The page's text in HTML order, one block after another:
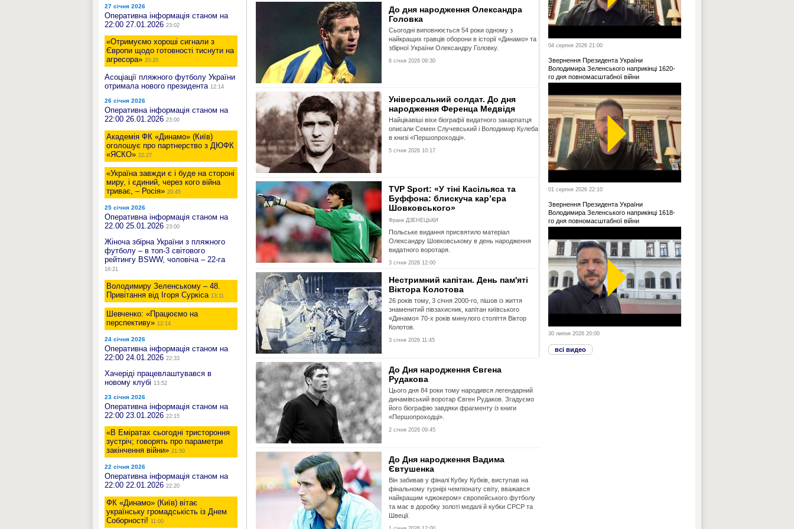
27 січня 2026
Оперативна інформація станом на
22:00 27.01.2026 23:02
«Отримуємо хороші сигнали з
Європи щодо готовності тиснути на
агресора» 20:20
Асоціації пляжного футболу України
отримала нового президента 12:14
26 січня 2026
Оперативна інформація станом на
22:00 26.01.2026 23:00
Академія ФК «Динамо» (Київ)
оголошує про партнерство з ДЮФК
«ЯСКО» 22:27
«Україна завжди є і буде на стороні
миру, і єдиний, через кого війна
триває, – Росія» 20:45
25 січня 2026
Оперативна інформація станом на
22.00 25.01.2026 23:00
Жіноча збірна України з пляжного
футболу – в топ-3 світового
рейтингу BSWW, чоловіча – 22-га
16:21
Володимиру Зеленському – 48.
Привітання від Ігоря Суркіса 13:11
Шевченко: «Працюємо на
перспективу» 12:14
24 січня 2026
Оперативна інформація станом на
22:00 24.01.2026 22:33
Хачеріді працевлаштувався в
новому клубі 13:52
23 січня 2026
Оперативна інформація станом на
22:00 23.01.2026 22:15
«В Еміратах сьогодні тристороння
зустріч; говорять про параметри
закінчення війни» 21:50
22 січня 2026
Оперативна інформація станом на
22:00 22.01.2026 22:20
ФК «Динамо» (Київ) вітає
українську громадськість із Днем
Соборності! 11:00
До дня народження Олександра
Головка
Сьогодні виповнюється 54 роки одному з
найкращих гравців оборони в історії «Динамо» та
збірної України Олександру Головку.
6 січня 2026 09:30
Універсальний солдат. До дня
народження Ференца Медвідя
Найцікавіші віхи біографії видатного закарпатця
описали Семен Случевський і Володимир Кулеба
в книзі «Першопроходці».
5 січня 2026 10:17
TVP Sport: «У тіні Касільяса та
Буффона: блискуча кар’єра
Шовковського»
Франк ДЗЕНЕЦЬКИ
Польське видання присвятило матеріал
Олександру Шовковському в день народження
видатного воротаря.
3 січня 2026 12:00
Нестримний капітан. День пам'яті
Віктора Колотова
26 років тому, 3 січня 2000-го, пішов із життя
знаменитий півзахисник, капітан київського
«Динамо» 70-х років минулого століття Віктор
Колотов.
3 січня 2026 11:45
До Дня народження Євгена
Рудакова
Цього дня 84 роки тому народився легендарний
динамівський воротар Євген Рудаков. Згадуємо
його біографію завдяки фрагменту із книги
«Першопроходці».
2 січня 2026 09:45
До Дня народження Вадима
Євтушенка
Він забивав у фіналі Кубку Кубків, виступав на
фінальному турнірі чемпіонату світу, вважався
найкращим «джокером» європейського футболу
та має в доробку золоті медалі й кубки СРСР та
Швеції.
04 серпня 2026 21:00
Звернення Президента України
Володимира Зеленського наприкінці 1620-
го дня повномасштабної війни
01 серпня 2026 22:10
Звернення Президента України
Володимира Зеленського наприкінці 1618-
го дня повномасштабної війни
30 липня 2026 20:00
всі видео